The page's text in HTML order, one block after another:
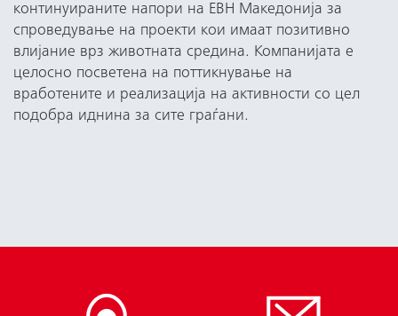
континуираните напори на ЕВН Македонија за
спроведување на проекти кои имаат позитивно
влијание врз животната средина. Компанијата е
целосно посветена на поттикнување на
вработените и реализација на активности со цел
подобра иднина за сите граѓани.